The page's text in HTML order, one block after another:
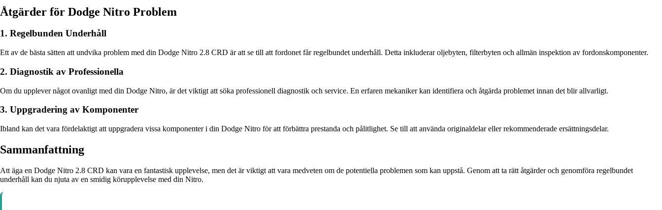
Åtgärder för Dodge Nitro Problem
1. Regelbunden Underhåll
Ett av de bästa sätten att undvika problem med din Dodge Nitro 2.8 CRD är att se till att fordonet får regelbundet underhåll. Detta inkluderar oljebyten, filterbyten och allmän inspektion av fordonskomponenter.
2. Diagnostik av Professionella
Om du upplever något ovanligt med din Dodge Nitro, är det viktigt att söka professionell diagnostik och service. En erfaren mekaniker kan identifiera och åtgärda problemet innan det blir allvarligt.
3. Uppgradering av Komponenter
Ibland kan det vara fördelaktigt att uppgradera vissa komponenter i din Dodge Nitro för att förbättra prestanda och pålitlighet. Se till att använda originaldelar eller rekommenderade ersättningsdelar.
Sammanfattning
Att äga en Dodge Nitro 2.8 CRD kan vara en fantastisk upplevelse, men det är viktigt att vara medveten om de potentiella problemen som kan uppstå. Genom att ta rätt åtgärder och genomföra regelbundet
underhåll kan du njuta av en smidig körupplevelse med din Nitro.